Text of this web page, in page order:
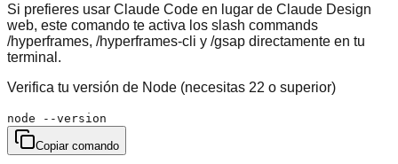
Si prefieres usar Claude Code en lugar de Claude Design
web, este comando te activa los slash commands
/hyperframes, /hyperframes-cli y /gsap directamente en tu
terminal.
Verifica tu versión de Node (necesitas 22 o superior)
node --version
Copiar comando